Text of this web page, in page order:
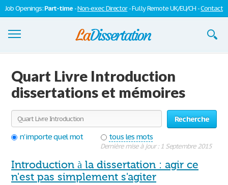
Job Openings:Part-time -Non-exec Director- Fully Remote UK/EU/CH -Contact
S'inscrire
Se connecter
Contactez-nous
Quart Livre Introduction
dissertations et mémoires
Recherche
n'importe quel mot
tous les mots
Dernière mise à jour : 1 Septembre 2015
Introduction à la dissertation : agir ce
n'est pas simplement s'agiter